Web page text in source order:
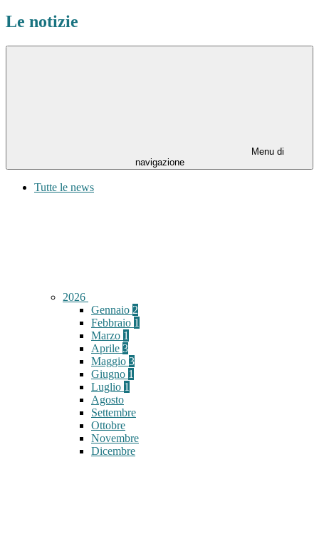
Le notizie
Menu di
navigazione
Tutte le news
2026
Gennaio 2
Febbraio 1
Marzo 1
Aprile 3
Maggio 3
Giugno 1
Luglio 1
Agosto
Settembre
Ottobre
Novembre
Dicembre